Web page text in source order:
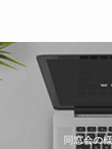
同窓会の